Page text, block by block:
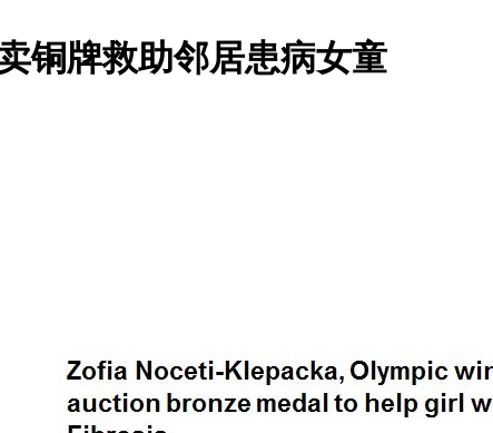
铜牌救助邻居患病女童